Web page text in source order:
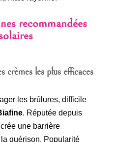
recommandées
crèmes les plus efficaces
les brûlures, difficile
. Réputée depuis
une barrière
guérison. Popularité